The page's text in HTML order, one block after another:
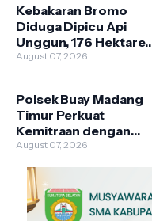
Kebakaran Bromo
Diduga Dipicu Api
Unggun, 176 Hektare
Lahan TNBTS Terbakar
August 07, 2026
Polsek Buay Madang
Timur Perkuat
Kemitraan dengan
Warga Lewat Giat
August 07, 2026